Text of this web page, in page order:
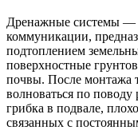
Дренажные системы —
коммуникации,
подтоплением
поверхностные
почвы. После монтажа
волноваться по
грибка в подвале,
связанных с